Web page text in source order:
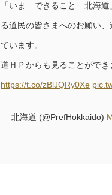
「いま できること 北海道
る道民の皆さまへのお願い
ています。
道ＨＰからも見ることができ
https://t.co/zBlJQRy0Xe
— 北海道 (@PrefHokkaido)